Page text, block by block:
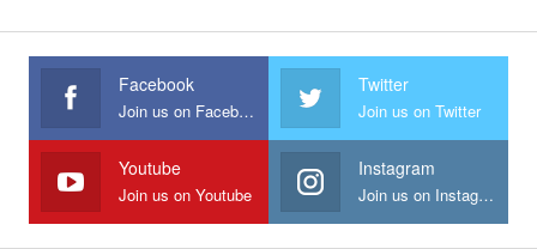
Facebook
Join us on Facebook
Twitter
Join us on Twitter
Youtube
Join us on Youtube
Instagram
Join us on Instagram